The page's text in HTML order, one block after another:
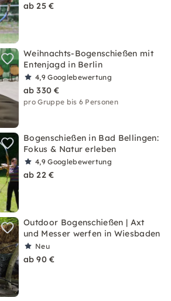
ab 25 €
Weihnachts-Bogenschießen mit
Entenjagd in Berlin
4,9Googlebewertung
ab 330 €
pro Gruppe bis 6 Personen
Bogenschießen in Bad Bellingen:
Fokus & Natur erleben
4,9Googlebewertung
ab 22 €
Outdoor Bogenschießen | Axt
und Messer werfen in Wiesbaden
Neu
ab 90 €